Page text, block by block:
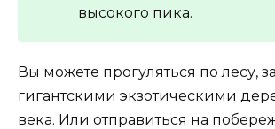
высокого пика.
Вы можете прогуляться по лесу,
гигантскими экзотическими
века. Или отправиться на